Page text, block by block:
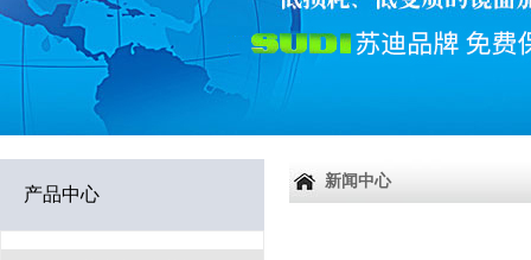
产品中心
新闻中心